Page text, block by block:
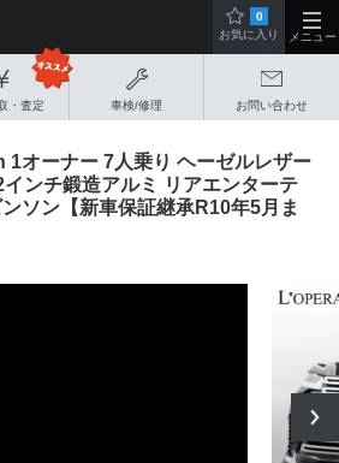
・査定 車検/修理 お問い合わせ
0
お気に入り
メニュー
1オーナー 7人乗り ヘーゼルレザー
ンチ鍛造アルミ リアエンターテ
ソン【新車保証継承R10年5月ま